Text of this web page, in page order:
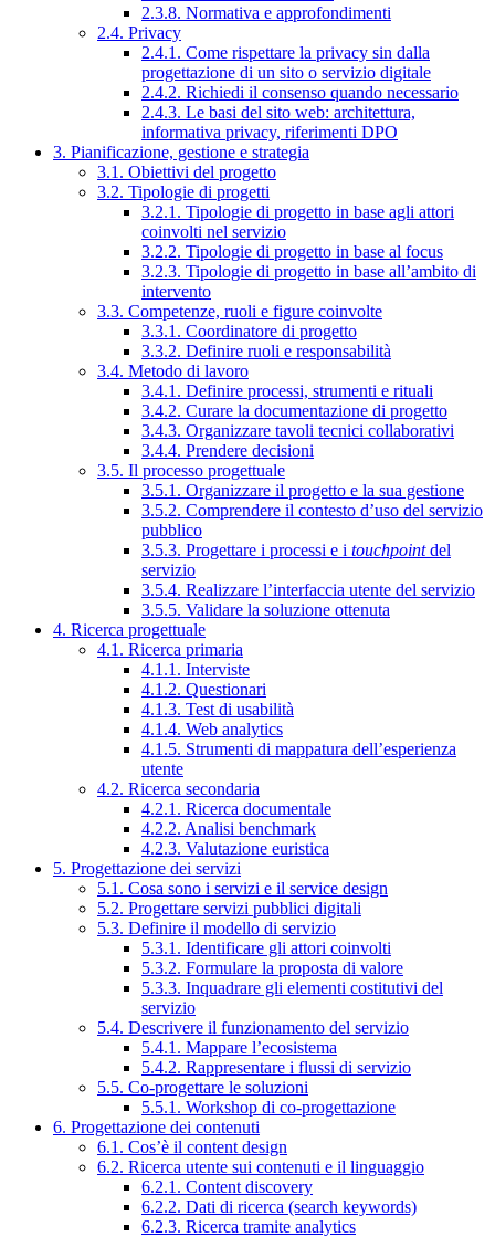
2.3.8. Normativa e approfondimenti
2.4. Privacy
2.4.1. Come rispettare la privacy sin dalla
progettazione di un sito o servizio digitale
2.4.2. Richiedi il consenso quando necessario
2.4.3. Le basi del sito web: architettura,
informativa privacy, riferimenti DPO
3. Pianificazione, gestione e strategia
3.1. Obiettivi del progetto
3.2. Tipologie di progetti
3.2.1. Tipologie di progetto in base agli attori
coinvolti nel servizio
3.2.2. Tipologie di progetto in base al focus
3.2.3. Tipologie di progetto in base all’ambito di
intervento
3.3. Competenze, ruoli e figure coinvolte
3.3.1. Coordinatore di progetto
3.3.2. Definire ruoli e responsabilità
3.4. Metodo di lavoro
3.4.1. Definire processi, strumenti e rituali
3.4.2. Curare la documentazione di progetto
3.4.3. Organizzare tavoli tecnici collaborativi
3.4.4. Prendere decisioni
3.5. Il processo progettuale
3.5.1. Organizzare il progetto e la sua gestione
3.5.2. Comprendere il contesto d’uso del servizio
pubblico
3.5.3. Progettare i processi e i touchpointdel
servizio
3.5.4. Realizzare l’interfaccia utente del servizio
3.5.5. Validare la soluzione ottenuta
4. Ricerca progettuale
4.1. Ricerca primaria
4.1.1. Interviste
4.1.2. Questionari
4.1.3. Test di usabilità
4.1.4. Web analytics
4.1.5. Strumenti di mappatura dell’esperienza
utente
4.2. Ricerca secondaria
4.2.1. Ricerca documentale
4.2.2. Analisi benchmark
4.2.3. Valutazione euristica
5. Progettazione dei servizi
5.1. Cosa sono i servizi e il service design
5.2. Progettare servizi pubblici digitali
5.3. Definire il modello di servizio
5.3.1. Identificare gli attori coinvolti
5.3.2. Formulare la proposta di valore
5.3.3. Inquadrare gli elementi costitutivi del
servizio
5.4. Descrivere il funzionamento del servizio
5.4.1. Mappare l’ecosistema
5.4.2. Rappresentare i flussi di servizio
5.5. Co-progettare le soluzioni
5.5.1. Workshop di co-progettazione
6. Progettazione dei contenuti
6.1. Cos’è il content design
6.2. Ricerca utente sui contenuti e il linguaggio
6.2.1. Content discovery
6.2.2. Dati di ricerca (search keywords)
6.2.3. Ricerca tramite analytics